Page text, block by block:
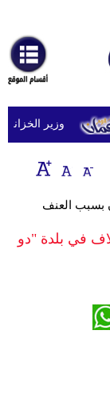
أخبارعاجلة
رياضة
ثقافة
إقتصاد
أزياء
وزير الخزانة
بسبب العنف
في بلدة "دو